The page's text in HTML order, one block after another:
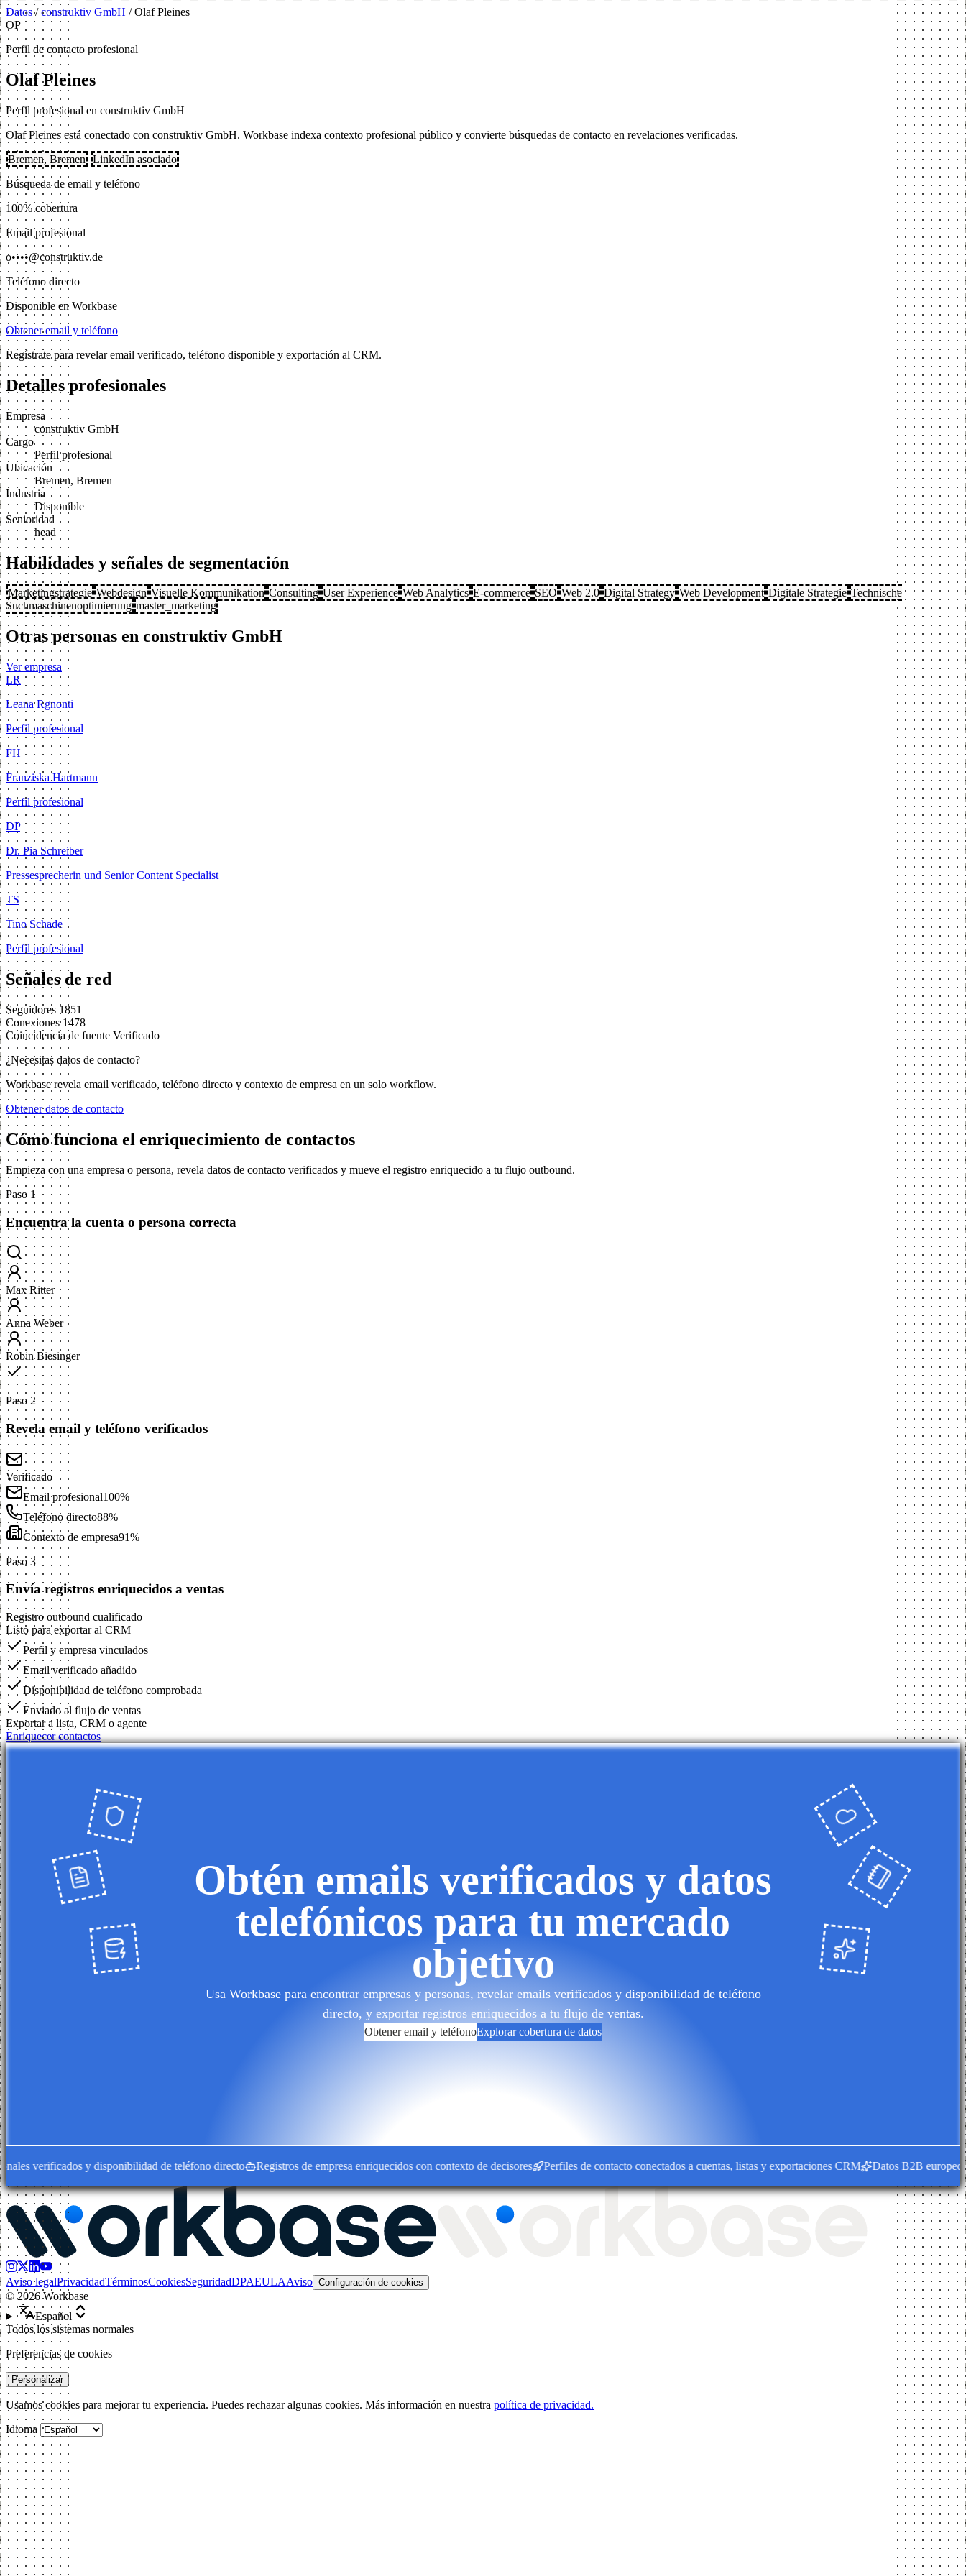
Datos / construktiv GmbH / Olaf Pleines
OP
Perfil de contacto profesional
Olaf Pleines
Perfil profesional en construktiv GmbH
Olaf Pleines está conectado con construktiv GmbH. Workbase indexa contexto profesional público y convierte búsquedas de contacto en revelaciones verificadas.
Bremen, Bremen
LinkedIn asociado
Búsqueda de email y teléfono
100% cobertura
Email profesional
o••••@construktiv.de
Teléfono directo
Disponible en Workbase
Obtener email y teléfono
Regístrate para revelar email verificado, teléfono disponible y exportación al CRM.
Detalles profesionales
Empresa
construktiv GmbH
Cargo
Perfil profesional
Ubicación
Bremen, Bremen
Industria
Disponible
Senioridad
head
Habilidades y señales de segmentación
Marketingstrategie Webdesign Visuelle Kommunikation Consulting User Experience Web Analytics E-commerce SEO Web 2.0 Digital Strategy Web Development Digitale Strategie Technische
Suchmaschinenoptimierung master_marketing
Otras personas en construktiv GmbH
Ver empresa
LR
Leana Rgnonti
Perfil profesional
FH
Franziska Hartmann
Perfil profesional
DP
Dr. Pia Schreiber
Pressesprecherin und Senior Content Specialist
TS
Tino Schade
Perfil profesional
Señales de red
Seguidores 1851
Conexiones 1478
Coincidencia de fuente Verificado
¿Necesitas datos de contacto?
Workbase revela email verificado, teléfono directo y contexto de empresa en un solo workflow.
Obtener datos de contacto
Cómo funciona el enriquecimiento de contactos
Empieza con una empresa o persona, revela datos de contacto verificados y mueve el registro enriquecido a tu flujo outbound.
Paso 1
Encuentra la cuenta o persona correcta
Max Ritter
Anna Weber
Robin Biesinger
Paso 2
Revela email y teléfono verificados
Verificado
Email profesional100%
Teléfono directo88%
Contexto de empresa91%
Paso 3
Envía registros enriquecidos a ventas
Registro outbound cualificado
Listo para exportar al CRM
Perfil y empresa vinculados
Email verificado añadido
Disponibilidad de teléfono comprobada
Enviado al flujo de ventas
Exportar a lista, CRM o agente
Enriquecer contactos
Obtén emails verificados y datos
telefónicos para tu mercado
objetivo
Usa Workbase para encontrar empresas y personas, revelar emails verificados y disponibilidad de teléfono
directo, y exportar registros enriquecidos a tu flujo de ventas.
Obtener email y teléfonoExplorar cobertura de datos
verificados y disponibilidad de teléfono directo Registros de empresa enriquecidos con contexto de decisores Perfiles de contacto conectados a cuentas, listas y exportaciones CRM Datos B2B europeos
Aviso legalPrivacidadTérminosCookiesSeguridadDPAEULAAviso Configuración de cookies
©2026 Workbase
Español
Todos los sistemas normales
Preferencias de cookies
Personalizar
Usamos cookies para mejorar tu experiencia. Puedes rechazar algunas cookies. Más información en nuestra política de privacidad.
Idioma